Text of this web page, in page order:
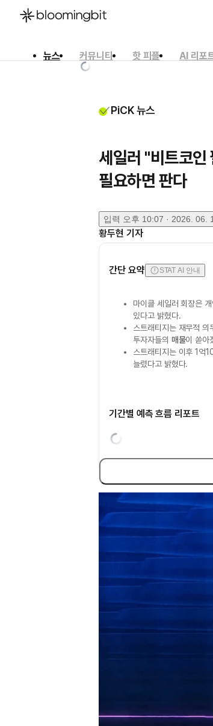
뉴스 커뮤니티 핫 피플 AI 리포
PiCK 뉴스
세일러 "비트코
필요하면 판다
입력 오후 10:07 · 2026. 06.
황두현 기자
간단 요약 STAT AI 안내
마이클 세일러 회장은 개
있다고 밝혔다.
스트래티지는 재무적
투자자들의 매물이 쏟아
스트래티지는 이후 1억
늘렸다고 밝혔다.
기간별 예측 흐름 리포트